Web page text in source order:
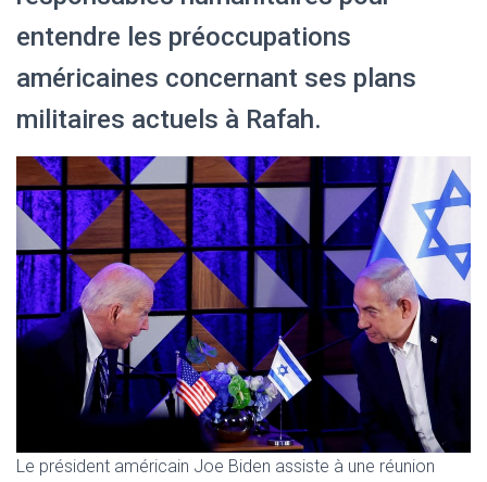
entendre les préoccupations
américaines concernant ses plans
militaires actuels à Rafah.
Le président américain Joe Biden assiste à une réunion